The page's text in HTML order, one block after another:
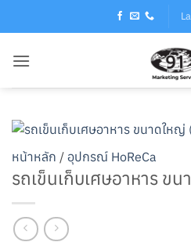
หน้าหลัก / อุปกรณ์ HoReCa
รถเข็นเก็บเศษอาหาร ข